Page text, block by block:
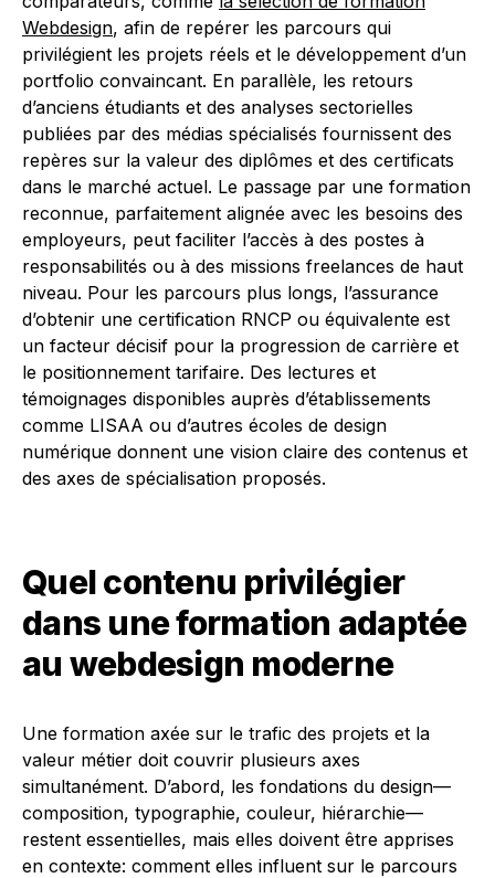
Webdesign, afin de repérer les parcours qui
privilégient les projets réels et le développement d’un
portfolio convaincant. En parallèle, les retours
d’anciens étudiants et des analyses sectorielles
publiées par des médias spécialisés fournissent des
repères sur la valeur des diplômes et des certificats
dans le marché actuel. Le passage par une formation
reconnue, parfaitement alignée avec les besoins des
employeurs, peut faciliter l’accès à des postes à
responsabilités ou à des missions freelances de haut
niveau. Pour les parcours plus longs, l’assurance
d’obtenir une certification RNCP ou équivalente est
un facteur décisif pour la progression de carrière et
le positionnement tarifaire. Des lectures et
témoignages disponibles auprès d’établissements
comme LISAA ou d’autres écoles de design
numérique donnent une vision claire des contenus et
des axes de spécialisation proposés.
Quel contenu privilégier
dans une formation adaptée
au webdesign moderne
Une formation axée sur le trafic des projets et la
valeur métier doit couvrir plusieurs axes
simultanément. D’abord, les fondations du design—
composition, typographie, couleur, hiérarchie—
restent essentielles, mais elles doivent être apprises
en contexte: comment elles influent sur le parcours